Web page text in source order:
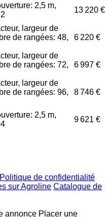
2,5 m,
13 220 €
largeur de
de rangées: 48,
6 220 €
largeur de
de rangées: 72,
6 997 €
largeur de
de rangées: 96,
8 746 €
2,5 m,
9 621 €
Politique de confidentialité
sur Agroline Catalogue de
annonce Placer une